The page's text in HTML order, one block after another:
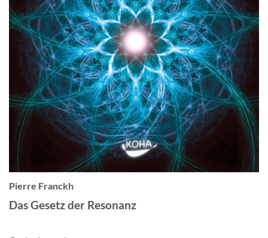
Pierre Franckh
Das Gesetz der Resonanz